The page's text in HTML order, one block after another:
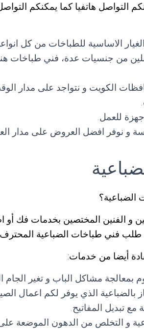
التواصل هاتفيا كما يمكنكم
الاساسية للطباخات من كل
من جنسيات عدة، فني طباخات
الكويت و نتواجد على مدار
للعمل.
و نوفر افضل العروض على مدار
و الفنين المختصين بخدمات فك
عن طلب فني طباخات الضباعية
أيضا من خدمات:
مشاكل الباب و تغير الجام
بالضباعية الذي يوفر لكم اعمال
تبديل المفاتيح.
و التخلص من الدهون الموضعة